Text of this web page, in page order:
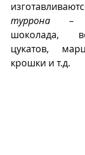
туррона – с
шоколада,
цукатов,
крошки и т.д.